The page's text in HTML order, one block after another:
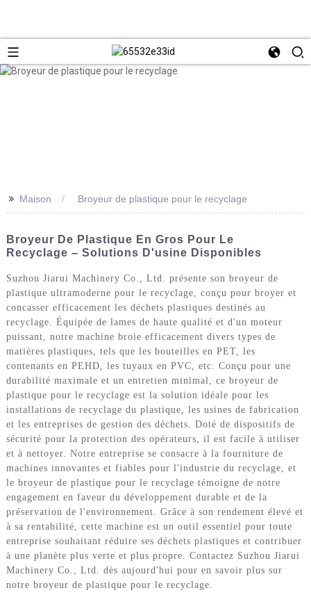
>> Maison Broyeur de plastique pour le recyclage
Broyeur De Plastique En Gros Pour Le
Recyclage – Solutions D'usine Disponibles
Suzhou Jiarui Machinery Co., Ltd. présente son broyeur de
plastique ultramoderne pour le recyclage, conçu pour broyer et
concasser efficacement les déchets plastiques destinés au
recyclage. Équipée de lames de haute qualité et d'un moteur
puissant, notre machine broie efficacement divers types de
matières plastiques, tels que les bouteilles en PET, les
contenants en PEHD, les tuyaux en PVC, etc. Conçu pour une
durabilité maximale et un entretien minimal, ce broyeur de
plastique pour le recyclage est la solution idéale pour les
installations de recyclage du plastique, les usines de fabrication
et les entreprises de gestion des déchets. Doté de dispositifs de
sécurité pour la protection des opérateurs, il est facile à utiliser
et à nettoyer. Notre entreprise se consacre à la fourniture de
machines innovantes et fiables pour l'industrie du recyclage, et
le broyeur de plastique pour le recyclage témoigne de notre
engagement en faveur du développement durable et de la
préservation de l'environnement. Grâce à son rendement élevé et
à sa rentabilité, cette machine est un outil essentiel pour toute
entreprise souhaitant réduire ses déchets plastiques et contribuer
à une planète plus verte et plus propre. Contactez Suzhou Jiarui
Machinery Co., Ltd. dès aujourd'hui pour en savoir plus sur
notre broyeur de plastique pour le recyclage.